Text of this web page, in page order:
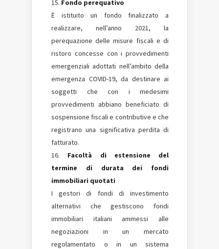
Fondo perequativo
È istituito un fondo finalizzato a
realizzare, nell’anno 2021, la
perequazione delle misure fiscali e di
ristoro concesse con i provvedimenti
emergenziali adottati nell’ambito della
emergenza COVID-19, da destinare ai
soggetti che con i medesimi
provvedimenti abbiano beneficiato di
sospensione fiscali e contributive e che
registrano una significativa perdita di
fatturato.
Facoltà di estensione del
termine di durata dei fondi
immobiliari quotati
I gestori di fondi di investimento
alternativi che gestiscono fondi
immobiliari italiani ammessi alle
negoziazioni in un mercato
regolamentato o in un sistema